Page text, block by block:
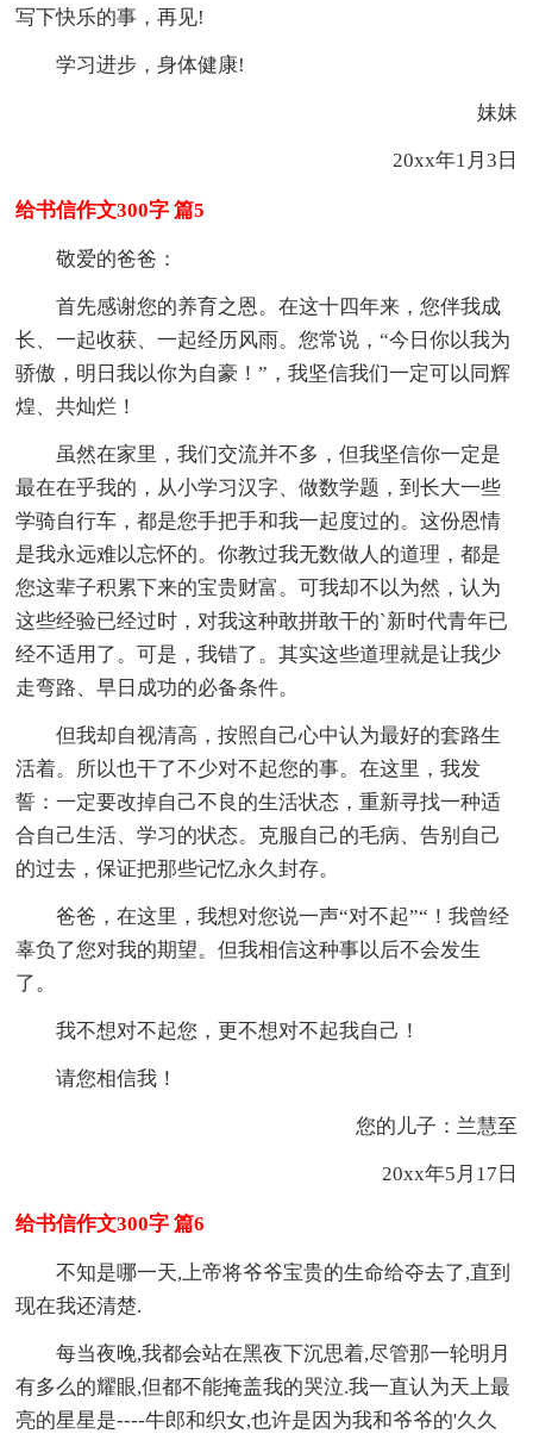
写下快乐的事，再见!
学习进步，身体健康!
妹妹
20xx年1月3日
给书信作文300字 篇5
敬爱的爸爸：
首先感谢您的养育之恩。在这十四年来，您伴我成
长、一起收获、一起经历风雨。您常说，“今日你以我为
骄傲，明日我以你为自豪！”，我坚信我们一定可以同辉
煌、共灿烂！
虽然在家里，我们交流并不多，但我坚信你一定是
最在在乎我的，从小学习汉字、做数学题，到长大一些
学骑自行车，都是您手把手和我一起度过的。这份恩情
是我永远难以忘怀的。你教过我无数做人的道理，都是
您这辈子积累下来的宝贵财富。可我却不以为然，认为
这些经验已经过时，对我这种敢拼敢干的`新时代青年已
经不适用了。可是，我错了。其实这些道理就是让我少
走弯路、早日成功的必备条件。
但我却自视清高，按照自己心中认为最好的套路生
活着。所以也干了不少对不起您的事。在这里，我发
誓：一定要改掉自己不良的生活状态，重新寻找一种适
合自己生活、学习的状态。克服自己的毛病、告别自己
的过去，保证把那些记忆永久封存。
爸爸，在这里，我想对您说一声“对不起”“！我曾经
辜负了您对我的期望。但我相信这种事以后不会发生
了。
我不想对不起您，更不想对不起我自己！
请您相信我！
您的儿子：兰慧至
20xx年5月17日
给书信作文300字 篇6
不知是哪一天,上帝将爷爷宝贵的生命给夺去了,直到
现在我还清楚.
每当夜晚,我都会站在黑夜下沉思着,尽管那一轮明月
有多么的耀眼,但都不能掩盖我的哭泣.我一直认为天上最
亮的星星是----牛郎和织女,也许是因为我和爷爷的'久久